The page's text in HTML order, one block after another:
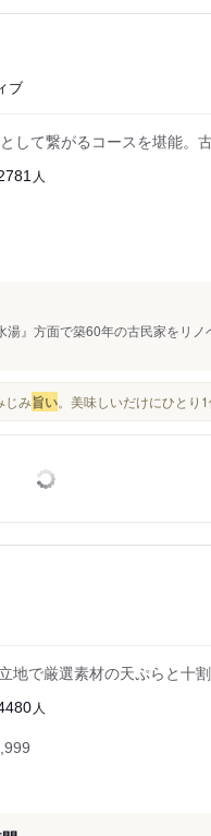
ブ
して繋がるコースを堪能。
人
』方面で築60年の古民家をリノ
じみ旨い。美味しいだけにひとり
地で厳選素材の天ぷらと十
人